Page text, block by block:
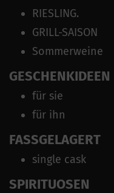
RIESLING.
GRILL-SAISON
Sommerweine
GESCHENKIDEEN
für sie
für ihn
FASSGELAGERT
single cask
SPIRITUOSEN